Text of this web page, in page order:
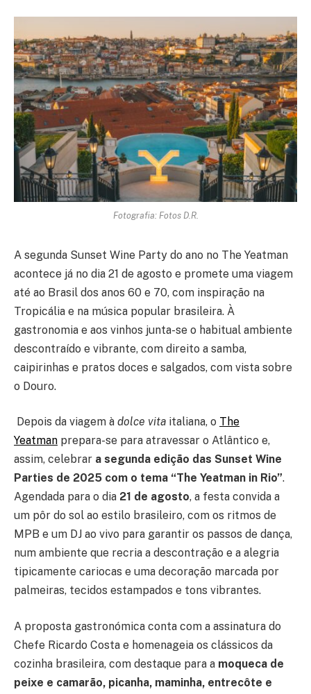
Fotografia: Fotos D.R.
A segunda Sunset Wine Party do ano no The Yeatman
acontece já no dia 21 de agosto e promete uma viagem
até ao Brasil dos anos 60 e 70, com inspiração na
Tropicália e na música popular brasileira. À
gastronomia e aos vinhos junta-se o habitual ambiente
descontraído e vibrante, com direito a samba,
caipirinhas e pratos doces e salgados, com vista sobre
o Douro.
Depois da viagem à dolce vita italiana, o The
Yeatman prepara-se para atravessar o Atlântico e,
assim, celebrar a segunda edição das Sunset Wine
Parties de 2025 com o tema “The Yeatman in Rio”.
Agendada para o dia 21 de agosto, a festa convida a
um pôr do sol ao estilo brasileiro, com os ritmos de
MPB e um DJ ao vivo para garantir os passos de dança,
num ambiente que recria a descontração e a alegria
tipicamente cariocas e uma decoração marcada por
palmeiras, tecidos estampados e tons vibrantes.
A proposta gastronómica conta com a assinatura do
Chefe Ricardo Costa e homenageia os clássicos da
cozinha brasileira, com destaque para a moqueca de
peixe e camarão, picanha, maminha, entrecôte e